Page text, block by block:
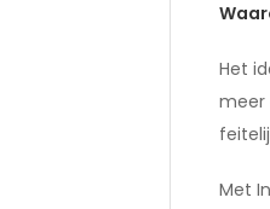
Het
meer
Met